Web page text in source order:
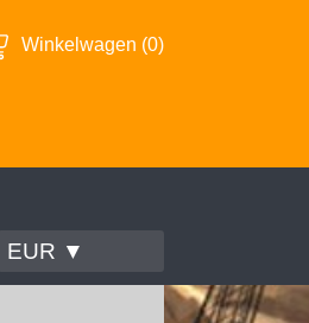
Winkelwagen (0)
EUR ▼